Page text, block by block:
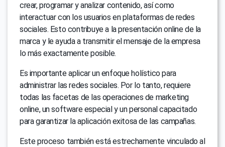
crear, programar y analizar contenido, así como
interactuar con los usuarios en plataformas de redes
sociales. Esto contribuye a la presentación online de la
marca y le ayuda a transmitir el mensaje de la empresa
lo más exactamente posible.
Es importante aplicar un enfoque holístico para
administrar las redes sociales. Por lo tanto, requiere
todas las facetas de las operaciones de marketing
online, un software especial y un personal capacitado
para garantizar la aplicación exitosa de las campañas.
Este proceso también está estrechamente vinculado al